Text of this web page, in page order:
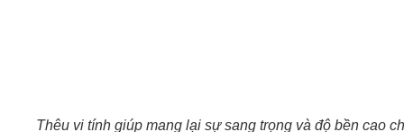
Thêu vi tính giúp mang lại sự sang trọng và độ bền cao